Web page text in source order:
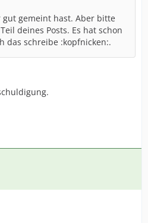
gemeint hast. Aber bitte
deines Posts. Es hat schon
das schreibe :kopfnicken:.